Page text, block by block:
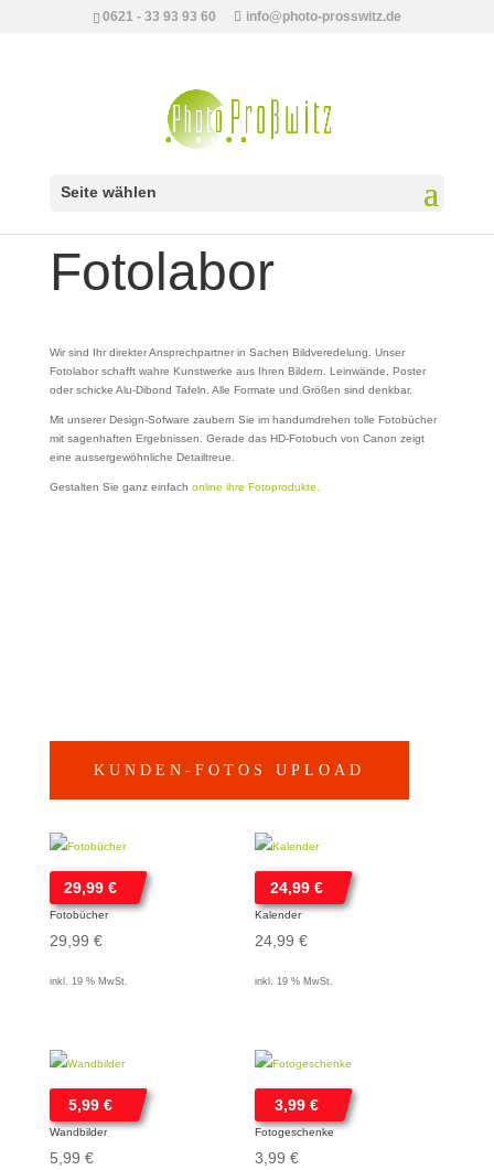
0621 - 33 93 93 60 info@photo-prosswitz.de
Seite wählen
Fotolabor
Wir sind Ihr direkter Ansprechpartner in Sachen Bildveredelung. Unser
Fotolabor schafft wahre Kunstwerke aus Ihren Bildern. Leinwände, Poster
oder schicke Alu-Dibond Tafeln. Alle Formate und Größen sind denkbar.
Mit unserer Design-Sofware zaubern Sie im handumdrehen tolle Fotobücher
mit sagenhaften Ergebnissen. Gerade das HD-Fotobuch von Canon zeigt
eine aussergewöhnliche Detailtreue.
Gestalten Sie ganz einfach online ihre Fotoprodukte.
KUNDEN-FOTOS UPLOAD
29,99€
Fotobücher
29,99 €
inkl. 19 % MwSt.
24,99 €
Kalender
24,99€
inkl. 19 % MwSt.
5,99€
Wandbilder
5,99 €
3,99 €
Fotogeschenke
3,99€